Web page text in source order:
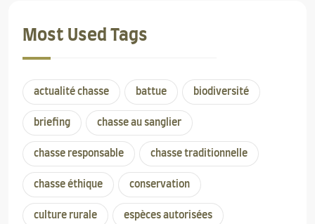
Most Used Tags
actualité chasse battue biodiversité
briefing chasse au sanglier
chasse responsable chasse traditionnelle
chasse éthique conservation
culture rurale espèces autorisées